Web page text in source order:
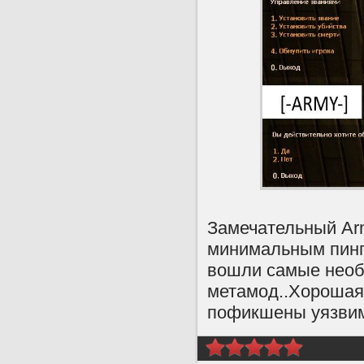
Замечательный
минимальным
вошли самые
метамод..Хорошая
пофикшены